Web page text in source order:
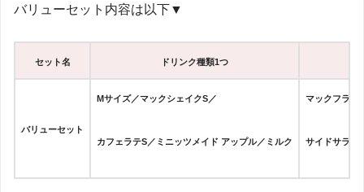
バリューセット内容は以下▼
セット名 ドリンク種類1つ
バリューセット
Mサイズ／マックシェイクS／
カフェラテS／ミニッツメイド アップル／ミルク
マックフライ
サイドサラダ